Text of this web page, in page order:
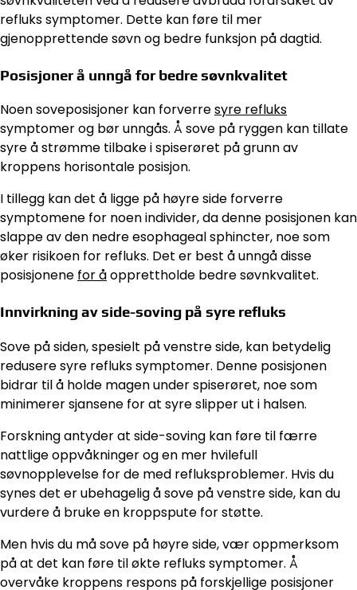
refluks symptomer. Dette kan føre til mer
gjenopprettende søvn og bedre funksjon på dagtid.
Posisjoner å unngå for bedre søvnkvalitet
Noen soveposisjoner kan forverresyre refluks
symptomer og bør unngås. Å sove på ryggen kan tillate
syre å strømme tilbake i spiserøret på grunn av
kroppens horisontale posisjon.
I tillegg kan det å ligge på høyre side forverre
symptomene for noen individer, da denne posisjonen kan
slappe av den nedre esophageal sphincter, noe som
øker risikoen for refluks. Det er best å unngå disse
posisjonene for åopprettholde bedre søvnkvalitet.
Innvirkning av side-soving på syre refluks
Sove på siden, spesielt på venstre side, kan betydelig
redusere syre refluks symptomer. Denne posisjonen
bidrar til å holde magen under spiserøret, noe som
minimerer sjansene for at syre slipper ut i halsen.
Forskning antyder at side-soving kan føre til færre
nattlige oppvåkninger og en mer hvilefull
søvnopplevelse for de med refluksproblemer. Hvis du
synes det er ubehagelig å sove på venstre side, kan du
vurdere å bruke en kroppspute for støtte.
Men hvis du må sove på høyre side, vær oppmerksom
på at det kan føre til økte refluks symptomer. Å
overvåke kroppens respons på forskjellige posisjoner